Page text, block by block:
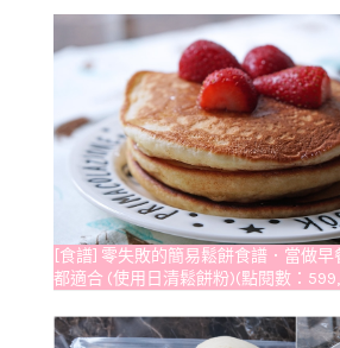
[食譜] 零失敗的簡易鬆餅食譜．當做
都適合 (使用日清鬆餅粉)(點閱數：